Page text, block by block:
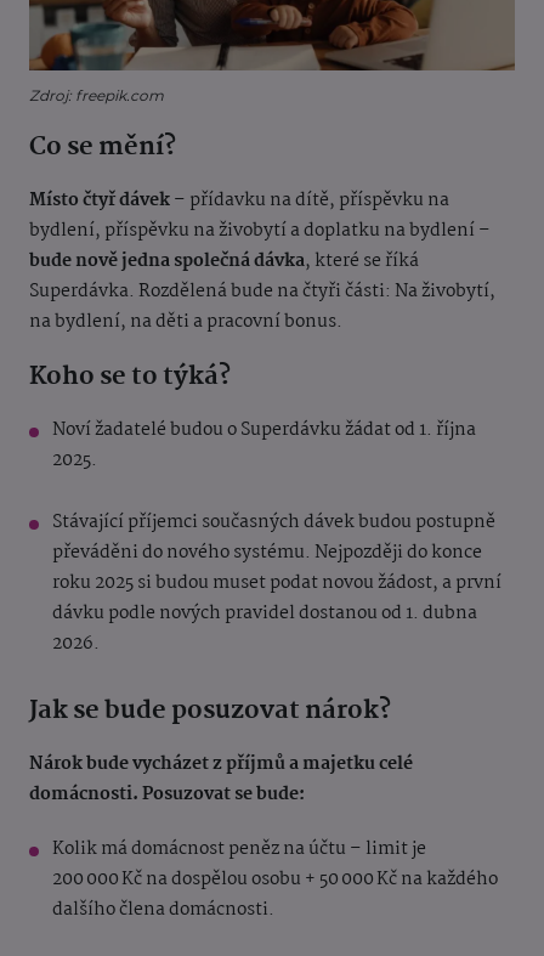
Zdroj: freepik.com
Co se mění?
Místo čtyř dávek– přídavku na dítě, příspěvku na
bydlení, příspěvku na živobytí a doplatku na bydlení –
bude nově jedna společná dávka, které se říká
Superdávka. Rozdělená bude na čtyři části: Na živobytí,
na bydlení, na děti a pracovní bonus.
Koho se to týká?
Noví žadatelé budou o Superdávku žádat od 1. října
2025.
Stávající příjemci současných dávek budou postupně
převáděni do nového systému. Nejpozději do konce
roku 2025 si budou muset podat novou žádost, a první
dávku podle nových pravidel dostanou od 1. dubna
2026.
Jak se bude posuzovat nárok?
Nárok bude vycházet z příjmů a majetku celé
domácnosti. Posuzovat se bude:
Kolik má domácnost peněz na účtu – limit je
200 000 Kč na dospělou osobu + 50 000 Kč na každého
dalšího člena domácnosti.